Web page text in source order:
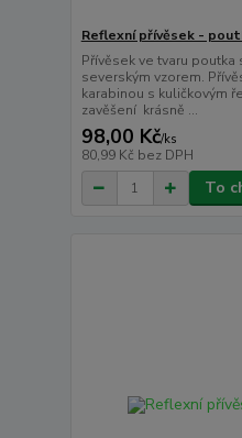
Reflexní přívěsek -
Přívěsek ve tvaru poutka
severským vzorem.
karabinou s kuličkovým
zavěšení krásně ...
98,00 Kč/ks
80,99 Kč bez DPH
To